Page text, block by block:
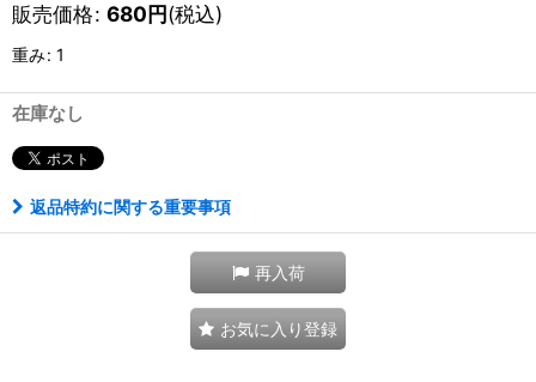
販売価格: 680円(税込)
重み: 1
在庫なし
返品特約に関する重要事項
再入荷
お気に入り登録